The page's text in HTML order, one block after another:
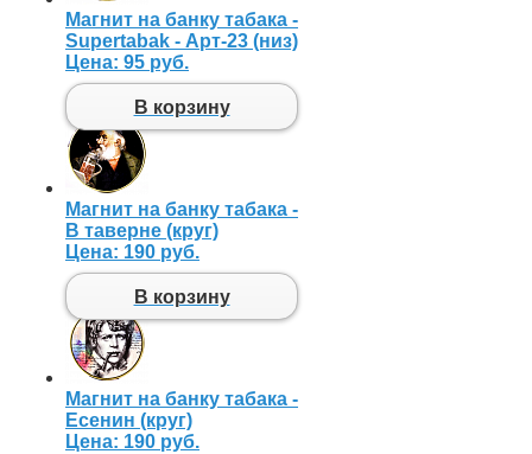
Магнит на банку табака -
Supertabak - Арт-23 (низ)
Цена: 95 руб.
В корзину
Магнит на банку табака -
В таверне (круг)
Цена: 190 руб.
В корзину
Магнит на банку табака -
Есенин (круг)
Цена: 190 руб.